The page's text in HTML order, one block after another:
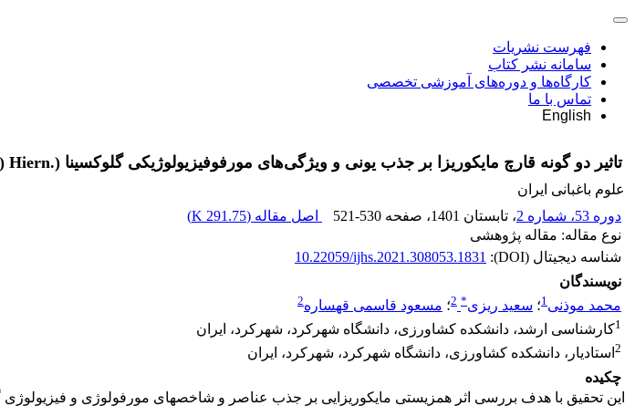
فهرست نشریات
سامانه نشر کتاب
کارگاه‌ها و دوره‌های آموزشی تخصصی
تماس با ما
English
تاثیر دو گونه قارچ مایکوریزا بر جذب یونی و ویژگی‌های مورفوفیزیولوژیکی گلوکسینا ‏‏(‏Sinningia speciosa (Lodd.) Hiern.‎‏)‏
علوم باغبانی ایران
دوره 53، شماره 2
، تابستان 1401 ، صفحه 521-530 اصل مقاله (291.75 K
)
نوع مقاله: مقاله پژوهشی
شناسه دیجیتال (DOI):
10.22059/ijhs.2021.308053.1831
نویسندگان
محمد موذنی1؛ سعید ریزی*
2؛ مسعود قاسمی قهساره2
1کارشناسی ارشد، دانشکده کشاورزی، دانشگاه شهرکرد، شهرکرد، ایران
2 استادیار، دانشکده کشاورزی، دانشگاه شهرکرد، شهرکرد، ایران
چکیده
این تحقیق با هدف بررسی اثر همزیستی مایکوریزایی بر جذب عناصر و شاخص­های مورفولوژی و فیزیولوژی گلوکسینیا